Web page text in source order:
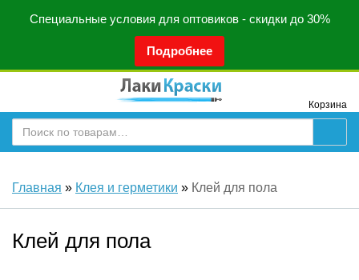
Специальные условия для оптовиков - скидки до 30%
Подробнее
Корзина
Главная » Клея и герметики » Клей для пола
Клей для пола